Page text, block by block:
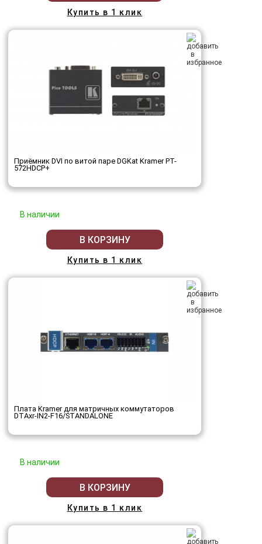
Купить в 1 клик
Приёмник DVI по витой паре DGKat Kramer PT-
572HDCP+
В наличии
В КОРЗИНУ
Купить в 1 клик
Плата Kramer для матричных коммутаторов
DTAxr-IN2-F16/STANDALONE
В наличии
В КОРЗИНУ
Купить в 1 клик